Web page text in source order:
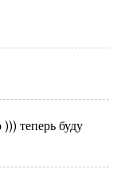
теперь буду